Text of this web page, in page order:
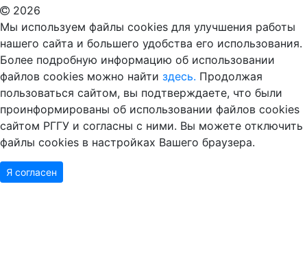
2026
Мы используем файлы cookies для улучшения работы
нашего сайта и большего удобства его использования.
Более подробную информацию об использовании
файлов cookies можно найти здесь. Продолжая
пользоваться сайтом, вы подтверждаете, что были
проинформированы об использовании файлов cookies
сайтом РГГУ и согласны с ними. Вы можете отключить
файлы cookies в настройках Вашего браузера.
Я согласен